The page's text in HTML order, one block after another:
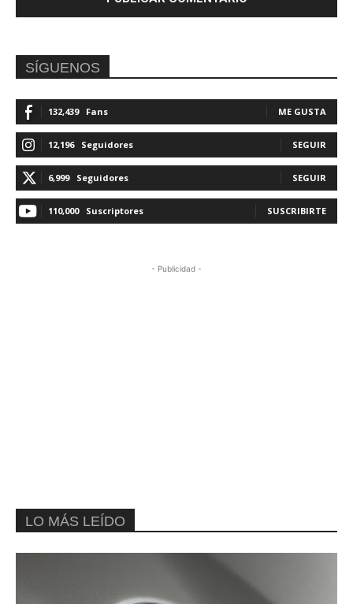
SÍGUENOS
132,439 Fans ME GUSTA
12,196 Seguidores SEGUIR
6,999 Seguidores SEGUIR
110,000 Suscriptores SUSCRIBIRTE
- Publicidad -
LO MÁS LEÍDO